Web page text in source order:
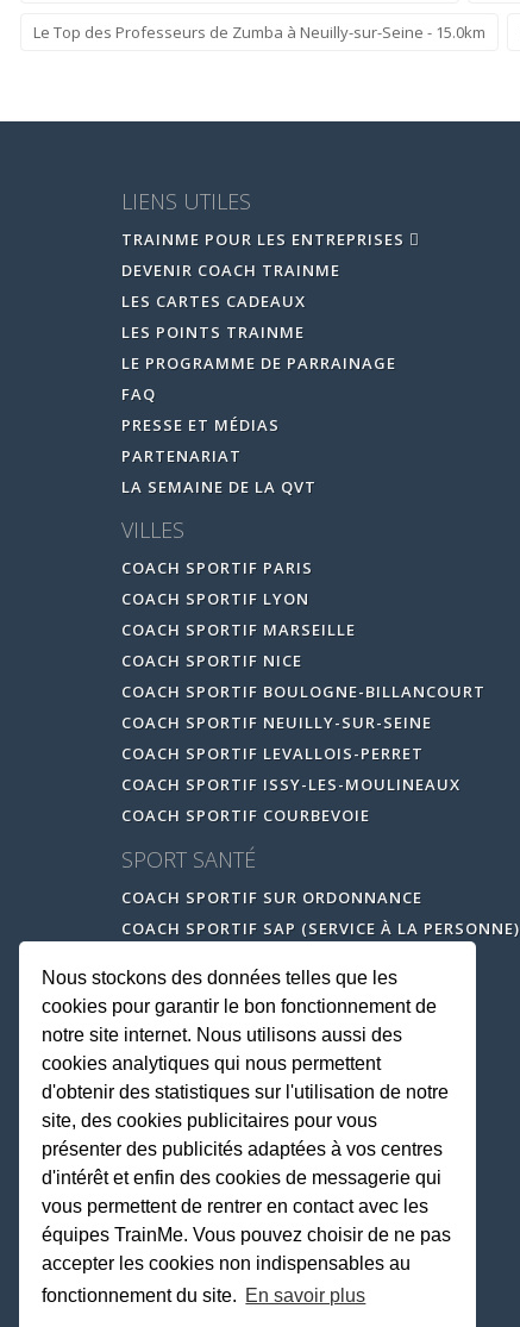
Le Top des Professeurs de Zumba à Neuilly-sur-Seine - 15.0km
LIENS UTILES
TRAINME POUR LES ENTREPRISES
DEVENIR COACH TRAINME
LES CARTES CADEAUX
LES POINTS TRAINME
LE PROGRAMME DE PARRAINAGE
FAQ
PRESSE ET MÉDIAS
PARTENARIAT
LA SEMAINE DE LA QVT
VILLES
COACH SPORTIF PARIS
COACH SPORTIF LYON
COACH SPORTIF MARSEILLE
COACH SPORTIF NICE
COACH SPORTIF BOULOGNE-BILLANCOURT
COACH SPORTIF NEUILLY-SUR-SEINE
COACH SPORTIF LEVALLOIS-PERRET
COACH SPORTIF ISSY-LES-MOULINEAUX
COACH SPORTIF COURBEVOIE
SPORT SANTÉ
COACH SPORTIF SUR ORDONNANCE
COACH SPORTIF SAP (SERVICE À LA PERSONNE)
Nous stockons des données telles que les
cookies pour garantir le bon fonctionnement de
notre site internet. Nous utilisons aussi des
cookies analytiques qui nous permettent
d'obtenir des statistiques sur l'utilisation de notre
site, des cookies publicitaires pour vous
présenter des publicités adaptées à vos centres
d'intérêt et enfin des cookies de messagerie qui
vous permettent de rentrer en contact avec les
équipes TrainMe. Vous pouvez choisir de ne pas
accepter les cookies non indispensables au
fonctionnement du site. En savoir plus